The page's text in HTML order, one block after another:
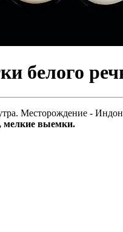
белого
Месторождение -
мелкие выемки.